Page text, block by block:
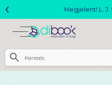
Megjelent! L. J. Shen:
‹